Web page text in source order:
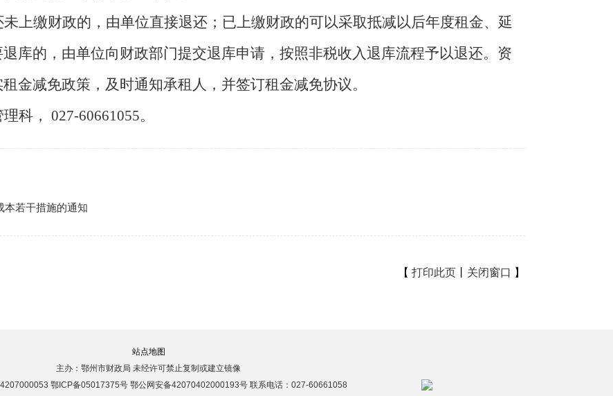
未上缴财政的，由单位直接退还；已上缴财政的可以采取抵减以后年度租金、延
库的，由单位向财政部门提交退库申请，按照非税收入退库流程予以退还。 资
金减免政策，及时通知承租人，并签订租金减免协议。
科， 027-60661055。
本若干措施的通知
【 打印此页 关闭窗口 】
站点地图
主办：鄂州市财政局 未经许可禁止复制或建立镜像
鄂ICP备05017375号 鄂公网安备42070402000193号 联系电话：027-60661058